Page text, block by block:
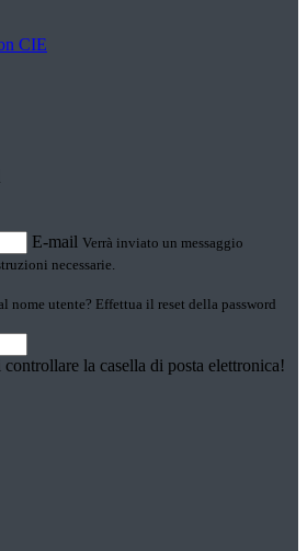
CIE
E-mail Verrà inviato un messaggio
necessarie.
nome utente? Effettua il reset della password
la casella di posta elettronica!